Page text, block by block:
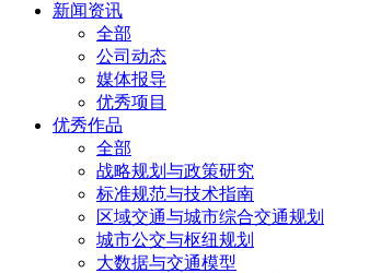
新闻资讯
全部
公司动态
媒体报导
优秀项目
优秀作品
全部
战略规划与政策研究
标准规范与技术指南
区域交通与城市综合交通规划
城市公交与枢纽规划
大数据与交通模型